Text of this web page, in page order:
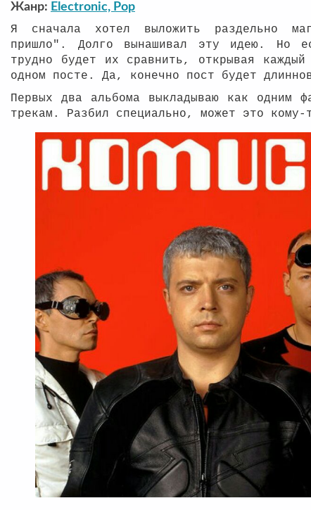
Жанр: Electronic, Pop
Я сначала хотел выложить раздельно
пришло". Долго вынашивал эту идею. Но
трудно будет их сравнить, открывая
одном посте. Да, конечно пост будет
Первых два альбома выкладываю как одним
трекам. Разбил специально, может это